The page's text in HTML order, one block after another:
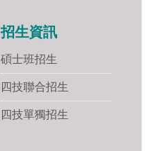
招生資訊
碩士班招生
四技聯合招生
四技單獨招生